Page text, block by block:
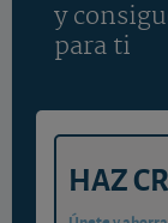
y
para ti
HAZ